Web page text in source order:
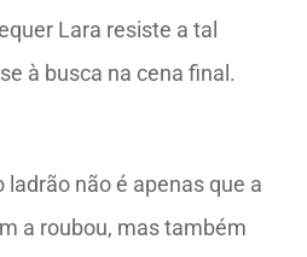
Lara resiste a tal
à busca na cena final.
ladrão não é apenas que a
a roubou, mas também